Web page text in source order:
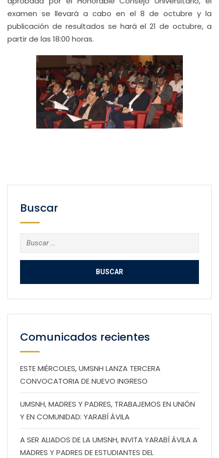
examen se llevará a cabo en el 8 de octubre y la
publicación de resultados se hará el 21 de octubre, a
partir de las 18:00 horas.
Buscar
Buscar:
Comunicados recientes
ESTE MIÉRCOLES, UMSNH LANZA TERCERA
CONVOCATORIA DE NUEVO INGRESO
UMSNH, MADRES Y PADRES, TRABAJEMOS EN UNIÓN
Y EN COMUNIDAD: YARABÍ ÁVILA
A SER ALIADOS DE LA UMSNH, INVITA YARABÍ ÁVILA A
MADRES Y PADRES DE ESTUDIANTES DEL